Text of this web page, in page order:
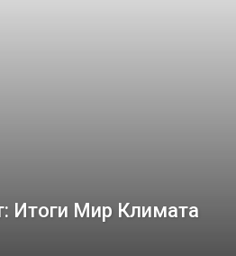
Итоги Мир Климата